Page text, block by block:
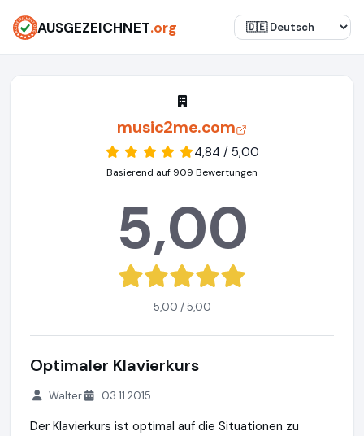
AUSGEZEICHNET.org
music2me.com
4,84 / 5,00
Basierend auf 909 Bewertungen
5,00
5,00 / 5,00
Optimaler Klavierkurs
Walter 03.11.2015
Der Klavierkurs ist optimal auf die Situationen zu